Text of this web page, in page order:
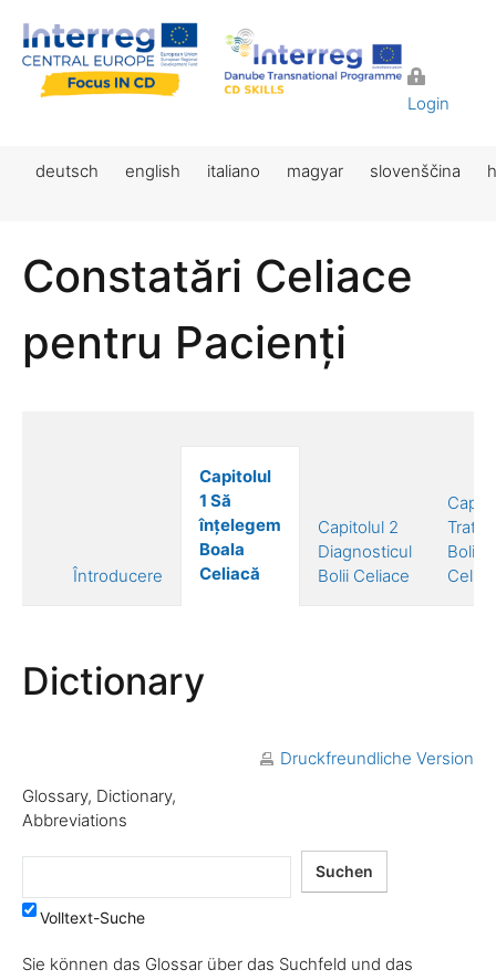
Login
deutsch english italiano magyar slovenščina
Constatări Celiace
pentru Pacienți
Întroducere
Capitolul
1 Să
înțelegem
Boala
Celiacă
Capitolul 2
Diagnosticul
Bolii Celiace
Bolii
Dictionary
Druckfreundliche Version
Glossary, Dictionary,
Abbreviations
Volltext-Suche
Sie können das Glossar über das Suchfeld und das